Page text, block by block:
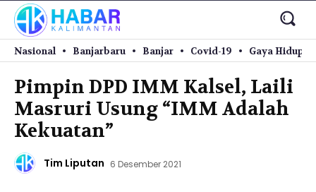
Nasional Banjarbaru Banjar Covid-19 Gaya Hidup
Pimpin DPD IMM Kalsel, Laili
Masruri Usung “IMM Adalah
Kekuatan”
Tim Liputan 6 Desember 2021